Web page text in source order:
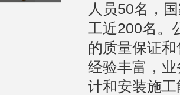
人员50名，
工近200名。
的质量保证
经验丰富，
计和安装施